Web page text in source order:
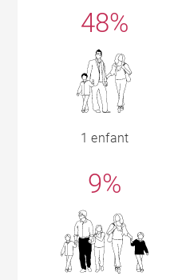
48%
1 enfant
9%